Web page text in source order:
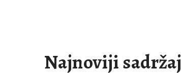
Najnoviji sadržaj